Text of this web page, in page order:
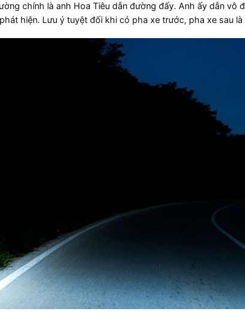
chính là anh Hoa Tiêu dẫn đường đấy. Anh ấy dẫn vô
hiện. Lưu ý tuyệt đối khi có pha xe trước, pha xe sau là